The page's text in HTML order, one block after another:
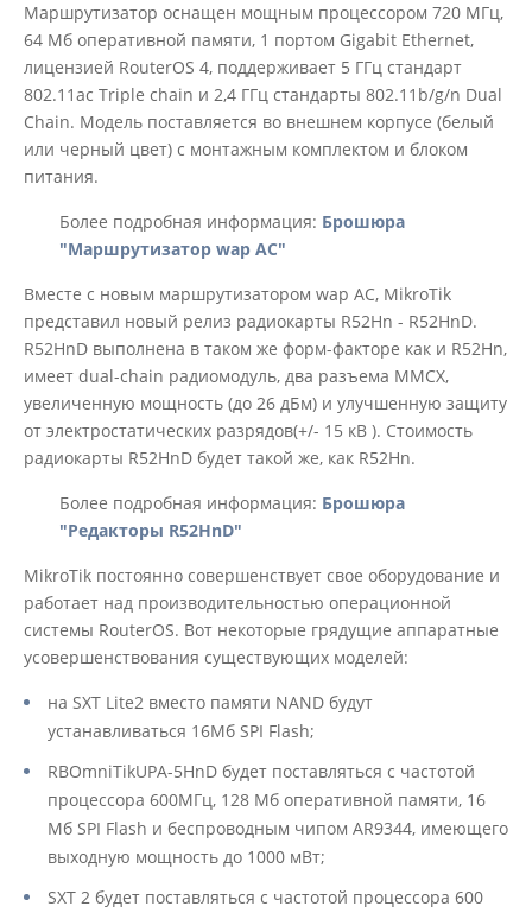
Маршрутизатор оснащен мощным процессором 720 МГц,
64 Мб оперативной памяти, 1 портом Gigabit Ethernet,
лицензией RouterOS 4, поддерживает 5 ГГц стандарт
802.11ac Triple chain и 2,4 ГГц стандарты 802.11b/g/n Dual
Chain. Модель поставляется во внешнем корпусе (белый
или черный цвет) с монтажным комплектом и блоком
питания.
Более подробная информация: Брошюра
"Маршрутизатор wap AC"
Вместе с новым маршрутизатором wap AC, MikroTik
представил новый релиз радиокарты R52Hn - R52HnD.
R52HnD выполнена в таком же форм-факторе как и R52Hn,
имеет dual-chain радиомодуль, два разъема MMCX,
увеличенную мощность (до 26 дБм) и улучшенную защиту
от электростатических разрядов(+/- 15 кВ ). Стоимость
радиокарты R52HnD будет такой же, как R52Hn.
Более подробная информация: Брошюра
"Редакторы R52HnD"
MikroTik постоянно совершенствует свое оборудование и
работает над производительностью операционной
системы RouterOS. Вот некоторые грядущие аппаратные
усовершенствования существующих моделей:
на SXT Lite2 вместо памяти NAND будут
устанавливаться 16Мб SPI Flash;
RBOmniTikUPA-5HnD будет поставляться с частотой
процессора 600МГц, 128 Мб оперативной памяти, 16
Мб SPI Flash и беспроводным чипом AR9344, имеющего
выходную мощность до 1000 мВт;
SXT 2 будет поставляться с частотой процессора 600